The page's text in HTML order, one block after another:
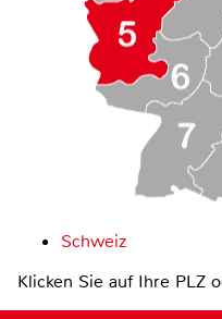
Schweiz
Klicken Sie auf Ihre PLZ